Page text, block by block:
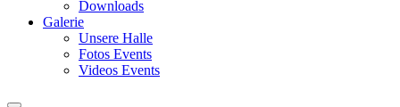
Downloads
Galerie
Unsere Halle
Fotos Events
Videos Events